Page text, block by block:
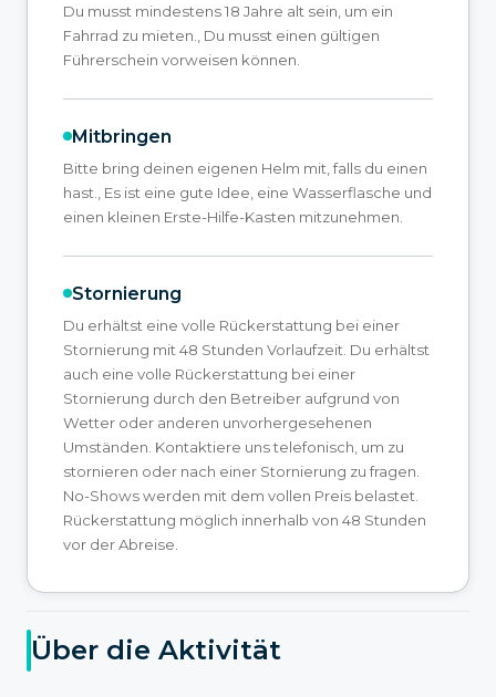
Du musst mindestens 18 Jahre alt sein, um ein
Fahrrad zu mieten., Du musst einen gültigen
Führerschein vorweisen können.
Mitbringen
Bitte bring deinen eigenen Helm mit, falls du einen
hast., Es ist eine gute Idee, eine Wasserflasche und
einen kleinen Erste-Hilfe-Kasten mitzunehmen.
Stornierung
Du erhältst eine volle Rückerstattung bei einer
Stornierung mit 48 Stunden Vorlaufzeit. Du erhältst
auch eine volle Rückerstattung bei einer
Stornierung durch den Betreiber aufgrund von
Wetter oder anderen unvorhergesehenen
Umständen. Kontaktiere uns telefonisch, um zu
stornieren oder nach einer Stornierung zu fragen.
No-Shows werden mit dem vollen Preis belastet.
Rückerstattung möglich innerhalb von 48 Stunden
vor der Abreise.
Über die Aktivität